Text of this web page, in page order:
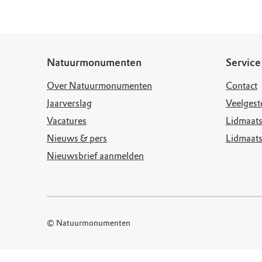
Toegang en bezoek
Jaarverslag
Natuurmonumenten
Over Natuurmonumenten
Jaarverslag
Vacatures
Nieuws & pers
Nieuwsbrief aanmelden
Service
Contact
© Natuurmonumenten